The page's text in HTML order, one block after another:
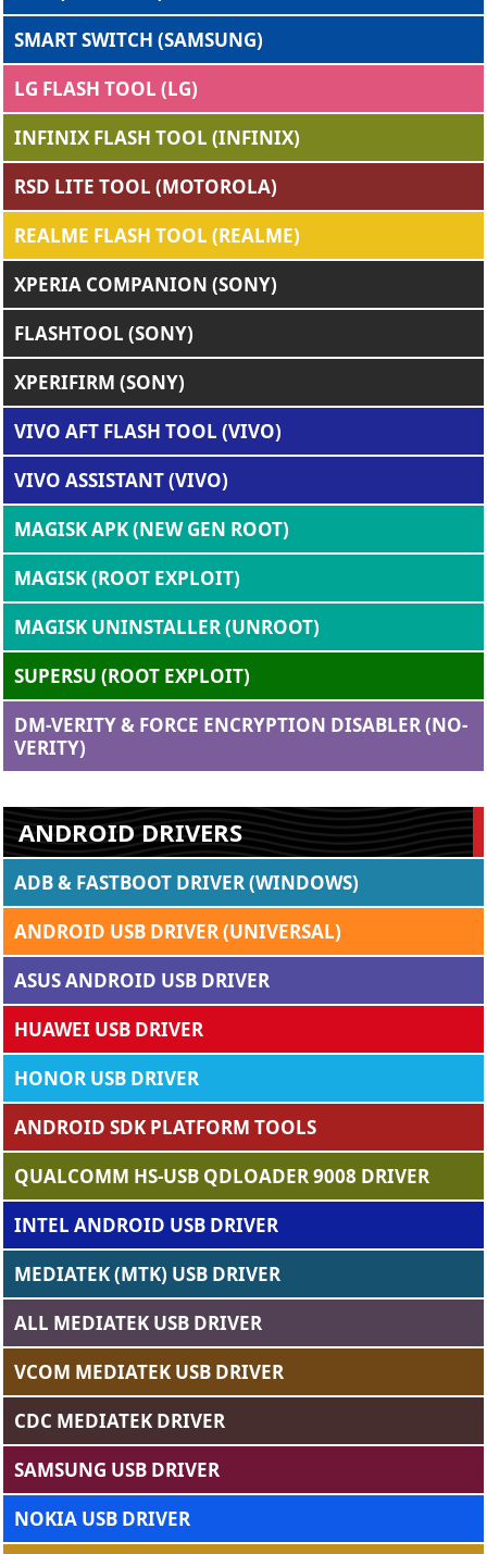
SMART SWITCH (SAMSUNG)
LG FLASH TOOL (LG)
INFINIX FLASH TOOL (INFINIX)
RSD LITE TOOL (MOTOROLA)
REALME FLASH TOOL (REALME)
XPERIA COMPANION (SONY)
FLASHTOOL (SONY)
XPERIFIRM (SONY)
VIVO AFT FLASH TOOL (VIVO)
VIVO ASSISTANT (VIVO)
MAGISK APK (NEW GEN ROOT)
MAGISK (ROOT EXPLOIT)
MAGISK UNINSTALLER (UNROOT)
SUPERSU (ROOT EXPLOIT)
DM-VERITY & FORCE ENCRYPTION DISABLER (NO-
VERITY)
ANDROID DRIVERS
ADB & FASTBOOT DRIVER (WINDOWS)
ANDROID USB DRIVER (UNIVERSAL)
ASUS ANDROID USB DRIVER
HUAWEI USB DRIVER
HONOR USB DRIVER
ANDROID SDK PLATFORM TOOLS
QUALCOMM HS-USB QDLOADER 9008 DRIVER
INTEL ANDROID USB DRIVER
MEDIATEK (MTK) USB DRIVER
ALL MEDIATEK USB DRIVER
VCOM MEDIATEK USB DRIVER
CDC MEDIATEK DRIVER
SAMSUNG USB DRIVER
NOKIA USB DRIVER